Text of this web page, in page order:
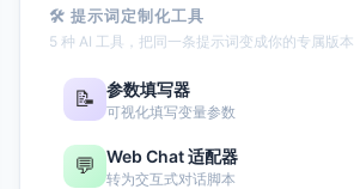
🛠 提示词定制化工具
5 种 AI 工具，把同一条提示词变成你的专属版本
📝 参数填写器
可视化填写变量参数
💬 Web Chat 适配器
转为交互式对话脚本